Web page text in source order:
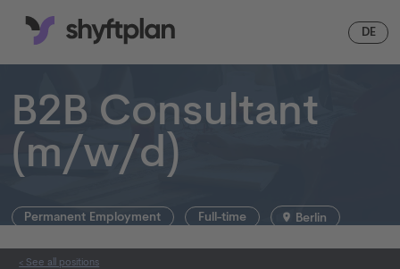
DE
B2B Consultant
(m/w/d)
Permanent Employment Full-time Berlin
< See all positions